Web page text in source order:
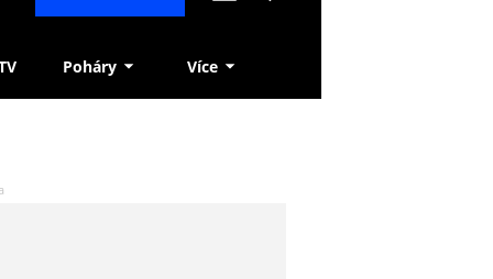
Poháry Více